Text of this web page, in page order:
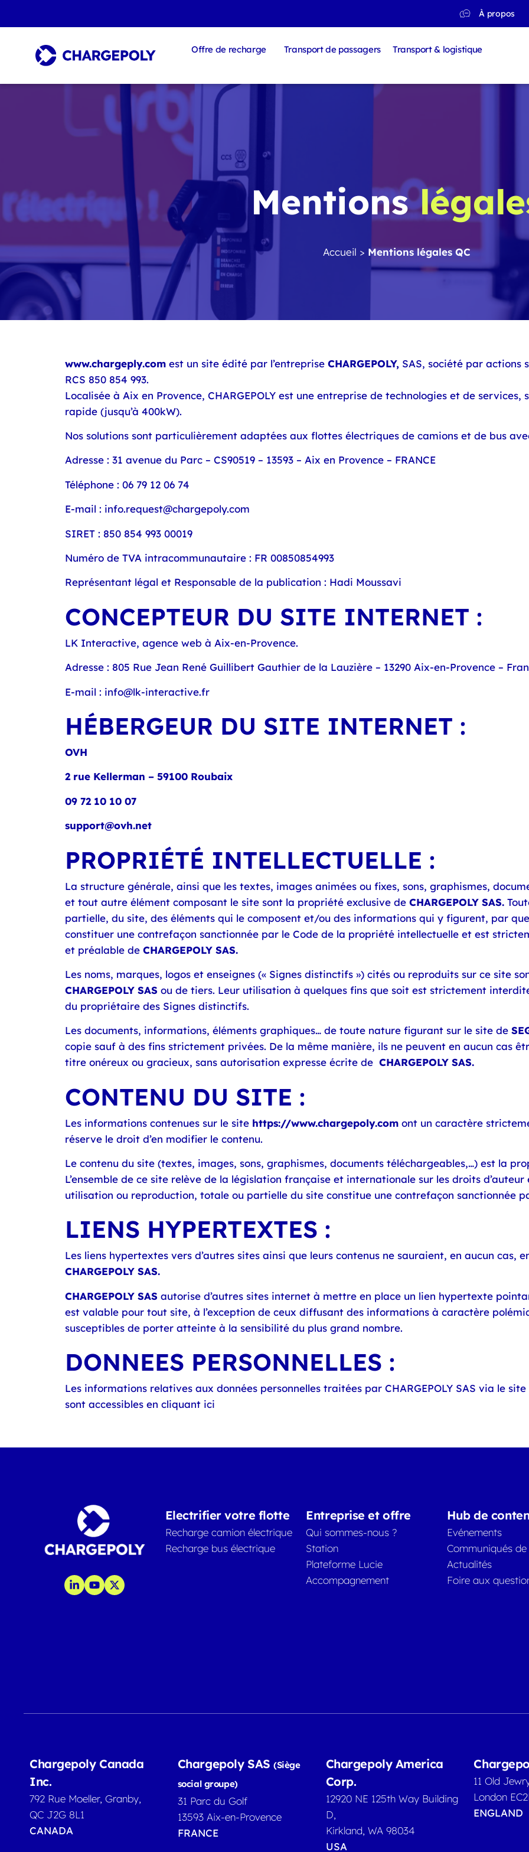
À propos
Offre de recharge Transport de passagers Transport & logistique
Mentions
Accueil > Mentions légales QC
www.chargeply.com est un site édité par l’entreprise CHARGEPOLY, SAS, société par actions
RCS 850 854 993.
Localisée à Aix en Provence, CHARGEPOLY est une entreprise de technologies et de
rapide (jusqu’à 400kW).
Nos solutions sont particulièrement adaptées aux flottes électriques de camions et de bus
Adresse : 31 avenue du Parc – CS90519 – 13593 – Aix en Provence – FRANCE
Téléphone : 06 79 12 06 74
E-mail : info.request@chargepoly.com
SIRET : 850 854 993 00019
Numéro de TVA intracommunautaire : FR 00850854993
Représentant légal et Responsable de la publication : Hadi Moussavi
CONCEPTEUR DU SITE INTERNET :
LK Interactive, agence web à Aix-en-Provence.
Adresse : 805 Rue Jean René Guillibert Gauthier de la Lauzière – 13290 Aix-en-Provence –
E-mail : info@lk-interactive.fr
HÉBERGEUR DU SITE INTERNET :
OVH
2 rue Kellerman – 59100 Roubaix
09 72 10 10 07
support@ovh.net
PROPRIÉTÉ INTELLECTUELLE :
La structure générale, ainsi que les textes, images animées ou fixes, sons, graphismes,
et tout autre élément composant le site sont la propriété exclusive de CHARGEPOLY SAS.
partielle, du site, des éléments qui le composent et/ou des informations qui y figurent, par
constituer une contrefaçon sanctionnée par le Code de la propriété intellectuelle et est
et préalable de CHARGEPOLY SAS.
Les noms, marques, logos et enseignes (« Signes distinctifs ») cités ou reproduits sur ce site
CHARGEPOLY SAS ou de tiers. Leur utilisation à quelques fins que soit est strictement
du propriétaire des Signes distinctifs.
Les documents, informations, éléments graphiques… de toute nature figurant sur le site de
copie sauf à des fins strictement privées. De la même manière, ils ne peuvent en aucun cas
titre onéreux ou gracieux, sans autorisation expresse écrite de CHARGEPOLY SAS.
CONTENU DU SITE :
Les informations contenues sur le site https://www.chargepoly.com ont un caractère
réserve le droit d’en modifier le contenu.
Le contenu du site (textes, images, sons, graphismes, documents téléchargeables,…) est la
L’ensemble de ce site relève de la législation française et internationale sur les droits
utilisation ou reproduction, totale ou partielle du site constitue une contrefaçon sanctionnée
LIENS HYPERTEXTES :
Les liens hypertextes vers d’autres sites ainsi que leurs contenus ne sauraient, en aucun cas,
CHARGEPOLY SAS.
CHARGEPOLY SAS autorise d’autres sites internet à mettre en place un lien hypertexte
est valable pour tout site, à l’exception de ceux diffusant des informations à caractère
susceptibles de porter atteinte à la sensibilité du plus grand nombre.
DONNEES PERSONNELLES :
Les informations relatives aux données personnelles traitées par CHARGEPOLY SAS via le
sont accessibles en cliquant ici
Electrifier votre flotte
Recharge camion électrique
Recharge bus électrique
Entreprise et offre
Qui sommes-nous ?
Station
Plateforme Lucie
Accompagnement
Hub de
Evénements
Communiqués de
Actualités
Foire aux
Chargepoly Canada
Inc.
792 Rue Moeller, Granby,
QC J2G 8L1
CANADA
Chargepoly SAS(Siège
social groupe)
31 Parc du Golf
13593 Aix-en-Provence
FRANCE
Chargepoly America
Corp.
12920 NE 125th Way Building
D,
Kirkland, WA 98034
USA
11 Old
London
ENGLAND